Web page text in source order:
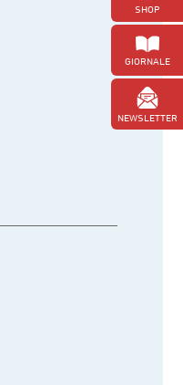
SHOP
GIORNALE
NEWSLETTER